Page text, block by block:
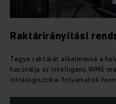
Raktárirányítási
Tegye raktárát alkalmassá a
használja az intelligens WMS-
intralogisztikai folyamatok